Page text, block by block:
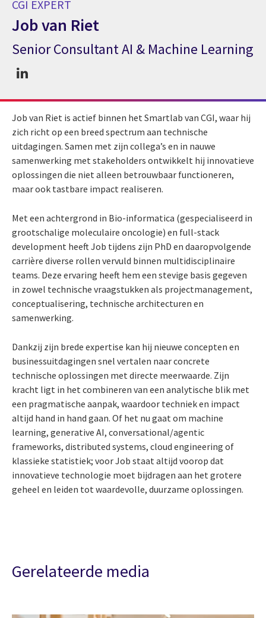
CGI EXPERT
Job van Riet
CGI expert Job van Riet
Senior Consultant AI & Machine Learning
Job van Riet is actief binnen het Smartlab van CGI, waar hij
zich richt op een breed spectrum aan technische
uitdagingen. Samen met zijn collega’s en in nauwe
samenwerking met stakeholders ontwikkelt hij innovatieve
oplossingen die niet alleen betrouwbaar functioneren,
maar ook tastbare impact realiseren.
Met een achtergrond in Bio-informatica (gespecialiseerd in
grootschalige moleculaire oncologie) en full-stack
development heeft Job tijdens zijn PhD en daaropvolgende
carrière diverse rollen vervuld binnen multidisciplinaire
teams. Deze ervaring heeft hem een stevige basis gegeven
in zowel technische vraagstukken als projectmanagement,
conceptualisering, technische architecturen en
samenwerking.
Dankzij zijn brede expertise kan hij nieuwe concepten en
businessuitdagingen snel vertalen naar concrete
technische oplossingen met directe meerwaarde. Zijn
kracht ligt in het combineren van een analytische blik met
een pragmatische aanpak, waardoor techniek en impact
altijd hand in hand gaan. Of het nu gaat om machine
learning, generative AI, conversational/agentic
frameworks, distributed systems, cloud engineering of
klassieke statistiek; voor Job staat altijd voorop dat
innovatieve technologie moet bijdragen aan het grotere
geheel en leiden tot waardevolle, duurzame oplossingen.
Gerelateerde media